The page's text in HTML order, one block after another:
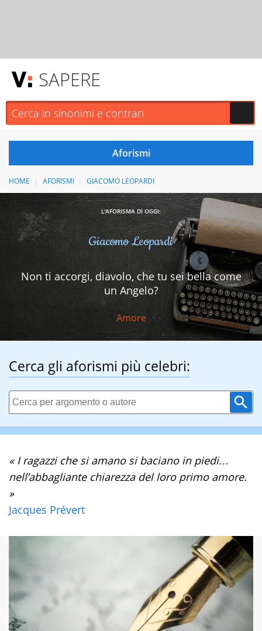
SAPERE
HOME AFORISMI GIACOMO LEOPARDI
L'AFORISMA DI OGGI:
Giacomo Leopardi
Non ti accorgi, diavolo, che tu sei bella come
un Angelo?
Amore
Cerca gli aforismi più celebri:
« I ragazzi che si amano si baciano in piedi…
nell’abbagliante chiarezza del loro primo amore.
»
Jacques Prévert